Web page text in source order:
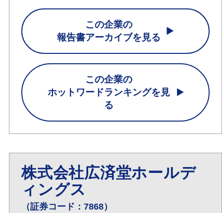
この企業の
報告書アーカイブを見る
この企業の
ホットワードランキングを見
る
株式会社広済堂ホールデ
ィングス
（証券コード：7868）